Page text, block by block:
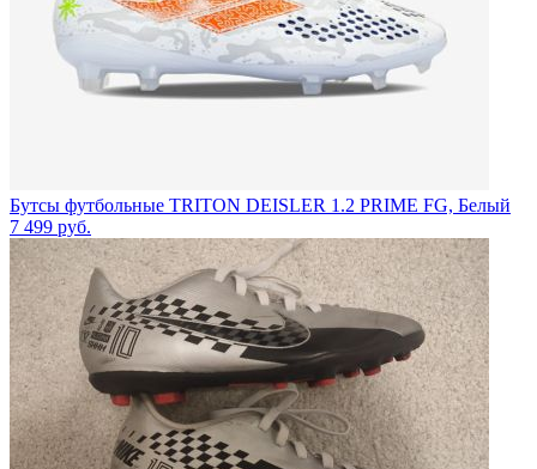
Бутсы футбольные TRITON DEISLER 1.2 PRIME FG, Белый
7 499 руб.